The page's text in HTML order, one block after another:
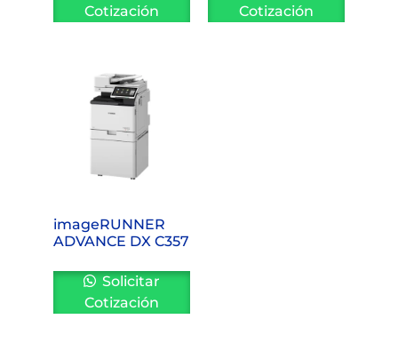
Cotización
Cotización
imageRUNNER
ADVANCE DX C357
Solicitar
Cotización